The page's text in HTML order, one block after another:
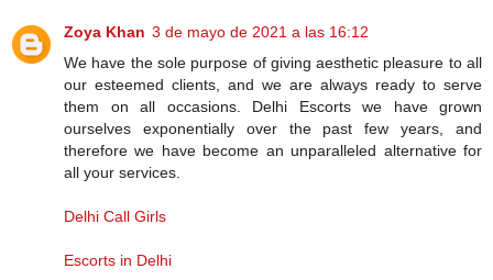
Zoya Khan 3 de mayo de 2021 a las 16:12
We have the sole purpose of giving aesthetic pleasure to all
our esteemed clients, and we are always ready to serve
them on all occasions. Delhi Escorts we have grown
ourselves exponentially over the past few years, and
therefore we have become an unparalleled alternative for
all your services.
Delhi Call Girls
Escorts in Delhi